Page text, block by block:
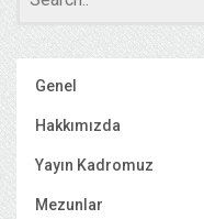
Genel
Hakkımızda
Yayın Kadromuz
Mezunlar